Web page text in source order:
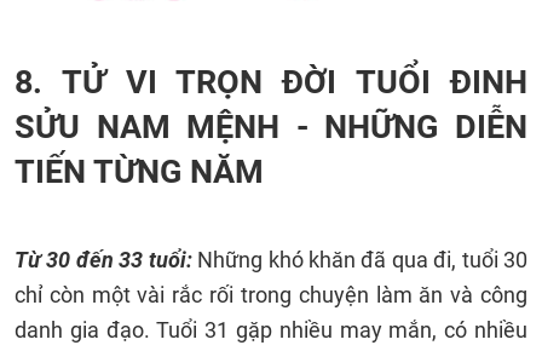
8.TỬ VI TRỌN ĐỜI TUỔI ĐINH
SỬU NAM MỆNH - NHỮNG DIỄN
TIẾN TỪNG NĂM
Từ 30 đến 33 tuổi:Những khó khăn đã qua đi, tuổi 30
chỉ còn một vài rắc rối trong chuyện làm ăn và công
danh gia đạo. Tuổi 31 gặp nhiều may mắn, có nhiều